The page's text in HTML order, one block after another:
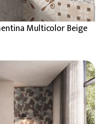
Multicolor Beige